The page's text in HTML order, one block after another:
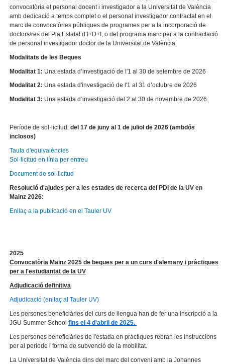
convocatòria el personal docent i investigador a la Universitat de València
amb dedicació a temps complet o el personal investigador contractat en el
marc de convocatòries públiques de programes per a la incorporació de
doctors/res del Pla Estatal d’I+D+I, o del programa marc per a la contractació
de personal investigador doctor de la Universitat de València.
Modalitats de les Beques
Modalitat 1: Una estada d’investigació de l'1 al 30 de setembre de 2026
Modalitat 2: Una estada d'investigació de l'1 al 31 d’octubre de 2026
Modalitat 3: Una estada d’investigació del 2 al 30 de novembre de 2026
Període de sol·licitud:del 17 de juny al 1 de juliol de 2026 (ambdós
inclosos)
Taula d'equivalències
Sol·licitud en línia per entreu
Document de sol·licitud
Resolució d'ajudes per a les estades de recerca del PDI de la UV en
Mainz 2026:
Enllaç a la publicació en el Tauler UV
2025
Convocatòria Mainz 2025 de beques per a un curs d'alemany i pràctiques
per a l'estudiantat de la UV
Adjudicació definitiva
Adjudicació (enllaç al Tauler UV)
Les persones beneficiàries del curs de llengua han de fer una inscripció a la
JGU Summer Schoolfins el 4 d'abril de 2025.
Les persones beneficiàries de l'estada en pràctiques rebran les instruccions
per al període i forma de subvenció de la mobilitat.
La Universitat de València dins del marc del conveni amb la Johannes